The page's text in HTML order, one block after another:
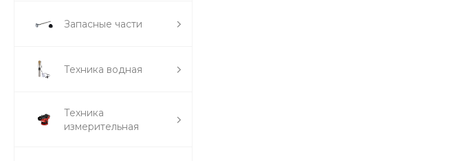
Запасные части
Техника водная
Техника
измерительная